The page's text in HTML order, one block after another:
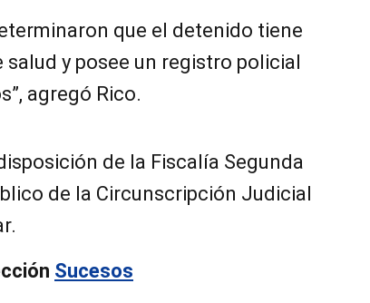
que el detenido tiene
y posee un registro policial
agregó Rico.
de la Fiscalía Segunda
de la Circunscripción Judicial
Sucesos